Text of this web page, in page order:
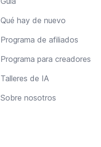
Qué hay de nuevo
Programa de afiliados
Programa para creadores
Talleres de IA
Sobre nosotros